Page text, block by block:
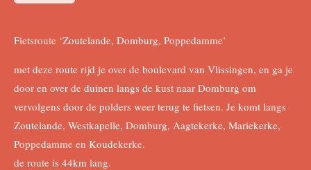
Fietsroute ‘Zoutelande, Domburg, Poppedamme’
met deze route rijd je over de boulevard van Vlissingen, en ga je
door en over de duinen langs de kust naar Domburg om
vervolgens door de polders weer terug te fietsen. Je komt langs
Zoutelande, Westkapelle, Domburg, Aagtekerke, Mariekerke,
Poppedamme en Koudekerke.
de route is 44km lang.